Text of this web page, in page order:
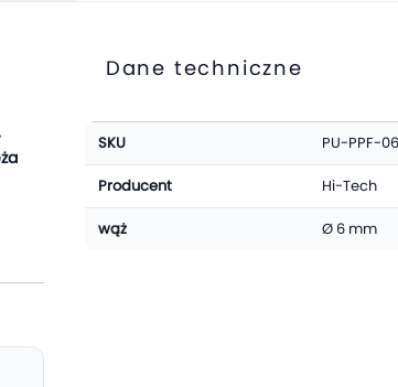
Dane techniczne
Więcej
informacji
SKU PU-PPF-06
Producent Hi-Tech
wąż Ø 6 mm